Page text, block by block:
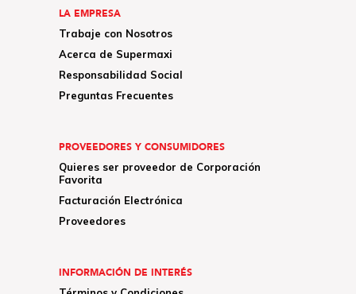
LA EMPRESA
Trabaje con Nosotros
Acerca de Supermaxi
Responsabilidad Social
Preguntas Frecuentes
PROVEEDORES Y CONSUMIDORES
Quieres ser proveedor de Corporación
Favorita
Facturación Electrónica
Proveedores
INFORMACIÓN DE INTERÉS